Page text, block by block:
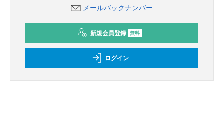
メールバックナンバー
新規会員登録 無料
ログイン